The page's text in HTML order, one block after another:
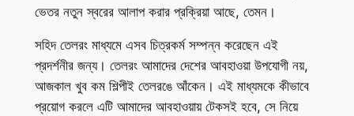
ভেতর নতুন স্বরের আলাপ করার প্রক্রিয়া আছে, তেমন।
সহিদ তেলরং মাধ্যমে এসব চিত্রকর্ম সম্পন্ন করেছেন এই
প্রদর্শনীর জন্য। তেলরং আমাদের দেশের আবহাওয়া উপযোগী নয়,
আজকাল খুব কম শিল্পীই তেলরঙে আঁকেন। এই মাধ্যমকে কীভাবে
প্রয়োগ করলে এটি আমাদের আবহাওয়ায় টেকসই হবে, সে নিয়ে